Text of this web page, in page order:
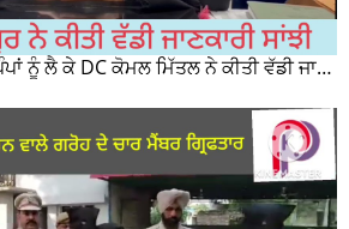
ਹੁਸ਼ਿਆਰਪੁਰ 'ਚ ਪੈਟਰੋਲ ਪੰਪਾਂ ਨੂੰ ਲੈ ਕੇ DC ਕੋਮਲ ਮਿੱਤਲ ਨੇ ਕੀਤੀ ਵੱਡੀ ਜਾਣਕਾਰੀ ਸਾਂਝੀ